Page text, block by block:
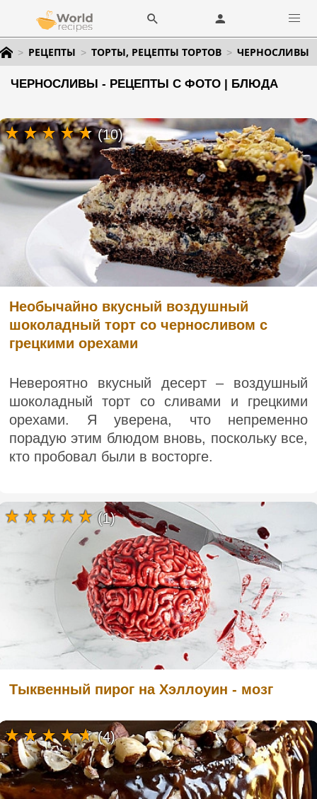
РЕЦЕПТЫ ТОРТЫ, РЕЦЕПТЫ ТОРТОВ ЧЕРНОСЛИВЫ
ЧЕРНОСЛИВЫ - РЕЦЕПТЫ С ФОТО | БЛЮДА
Необычайно вкусный воздушный
шоколадный торт со черносливом с
грецкими орехами
Невероятно вкусный десерт – воздушный
шоколадный торт со сливами и грецкими
орехами. Я уверена, что непременно
порадую этим блюдом вновь, поскольку все,
кто пробовал были в восторге.
(10)
Тыквенный пирог на Хэллоуин - мозг
(1)
(4)